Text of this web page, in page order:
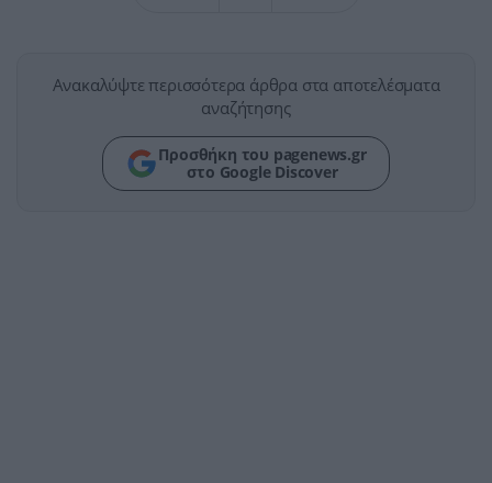
Ανακαλύψτε περισσότερα άρθρα στα αποτελέσματα
αναζήτησης
Προσθήκη του pagenews.gr
στο Google Discover